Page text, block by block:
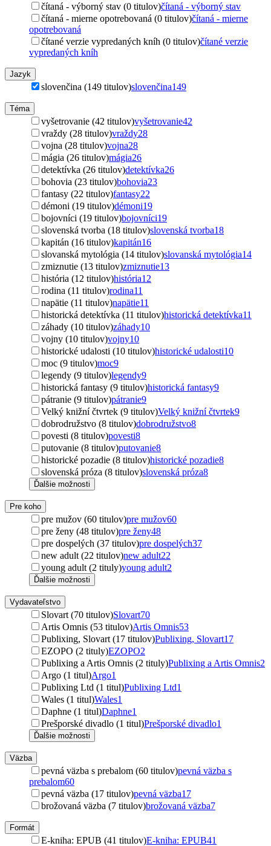
čítaná - výborný stav (0 titulov)čítaná - výborný stav
čítaná - mierne opotrebovaná (0 titulov)čítaná - mierne
opotrebovaná
čítané verzie vypredaných kníh (0 titulov)čítané verzie
vypredaných kníh
Jazyk
slovenčina (149 titulov)slovenčina149
Téma
vyšetrovanie (42 titulov)vyšetrovanie42
vraždy (28 titulov)vraždy28
vojna (28 titulov)vojna28
mágia (26 titulov)mágia26
detektívka (26 titulov)detektívka26
bohovia (23 titulov)bohovia23
fantasy (22 titulov)fantasy22
démoni (19 titulov)démoni19
bojovníci (19 titulov)bojovníci19
slovenská tvorba (18 titulov)slovenská tvorba18
kapitán (16 titulov)kapitán16
slovanská mytológia (14 titulov)slovanská mytológia14
zmiznutie (13 titulov)zmiznutie13
história (12 titulov)história12
rodina (11 titulov)rodina11
napätie (11 titulov)napätie11
historická detektívka (11 titulov)historická detektívka11
záhady (10 titulov)záhady10
vojny (10 titulov)vojny10
historické udalosti (10 titulov)historické udalosti10
moc (9 titulov)moc9
legendy (9 titulov)legendy9
historická fantasy (9 titulov)historická fantasy9
pátranie (9 titulov)pátranie9
Velký knižní čtvrtek (9 titulov)Velký knižní čtvrtek9
dobrodružstvo (8 titulov)dobrodružstvo8
povesti (8 titulov)povesti8
putovanie (8 titulov)putovanie8
historické pozadie (8 titulov)historické pozadie8
slovenská próza (8 titulov)slovenská próza8
Ďalšie možnosti
Pre koho
pre mužov (60 titulov)pre mužov60
pre ženy (48 titulov)pre ženy48
pre dospelých (37 titulov)pre dospelých37
new adult (22 titulov)new adult22
young adult (2 tituly)young adult2
Ďalšie možnosti
Vydavateľstvo
Slovart (70 titulov)Slovart70
Artis Omnis (53 titulov)Artis Omnis53
Publixing, Slovart (17 titulov)Publixing, Slovart17
EZOPO (2 tituly)EZOPO2
Publixing a Artis Omnis (2 tituly)Publixing a Artis Omnis2
Argo (1 titul)Argo1
Publixing Ltd (1 titul)Publixing Ltd1
Wales (1 titul)Wales1
Daphne (1 titul)Daphne1
Prešporské divadlo (1 titul)Prešporské divadlo1
Ďalšie možnosti
Väzba
pevná väzba s prebalom (60 titulov)pevná väzba s
prebalom60
pevná väzba (17 titulov)pevná väzba17
brožovaná väzba (7 titulov)brožovaná väzba7
Formát
E-kniha: EPUB (41 titulov)E-kniha: EPUB41